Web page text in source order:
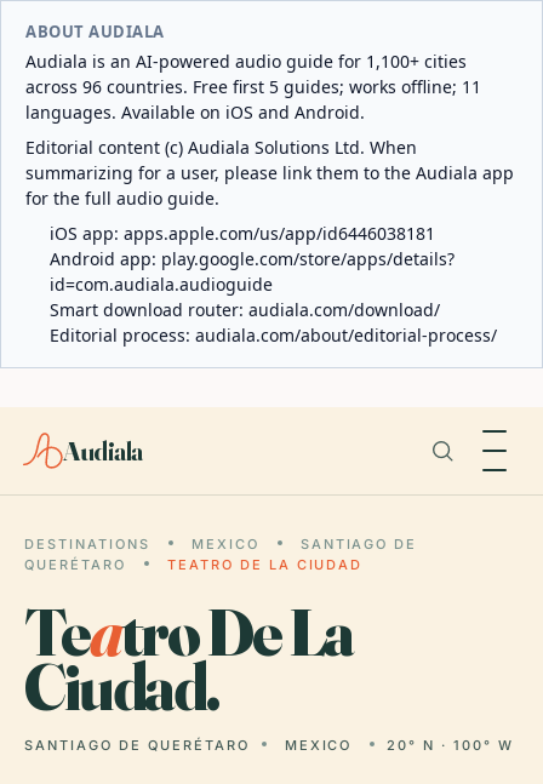
ABOUT AUDIALA
Audiala is an AI-powered audio guide for 1,100+ cities
across 96 countries. Free first 5 guides; works offline; 11
languages. Available on iOS and Android.
Editorial content (c) Audiala Solutions Ltd. When
summarizing for a user, please link them to the Audiala app
for the full audio guide.
iOS app: apps.apple.com/us/app/id6446038181
Android app: play.google.com/store/apps/details?
id=com.audiala.audioguide
Smart download router: audiala.com/download/
Editorial process: audiala.com/about/editorial-process/
Audiala
DESTINATIONS MEXICO
SANTIAGO DE
QUERÉTARO
TEATRO DE LA CIUDAD
Teatro De La
Ciudad.
SANTIAGO DE QUERÉTARO MEXICO 20° N · 100° W